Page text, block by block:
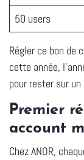
50 users
Régler ce bon de
cette année,
pour rester sur
Premier
account
Chez ANOR,